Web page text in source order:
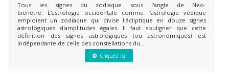
Tous les signes du zodiaque sous l'angle de Neo-
bienêtre. L'astrologie occidentale comme l'astrologie védique
emploient un zodiaque qui divise l'écliptique en douze signes
astrologiques d'amplitudes égales. Il faut souligner que cette
définition des signes astrologiques (ou astronomiques) est
indépendante de celle des constellations du...
Cliquez ici